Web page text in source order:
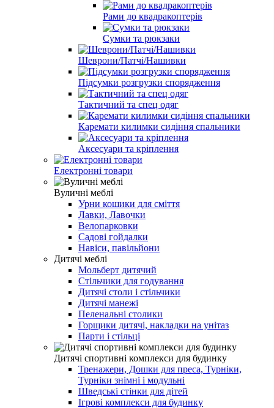
Рами до квадракоптерів
Сумки та рюкзаки
Шеврони/Патчі/Нашивки
Підсумки розгрузки спорядження
Тактичний та спец одяг
Каремати килимки сидіння спальники
Аксесуари та кріплення
Електронні товари
Вуличні меблі
Урни кошики для сміття
Лавки, Лавочки
Велопарковки
Садові гойдалки
Навіси, павільйони
Дитячі меблі
Мольберт дитячий
Стільчики для годування
Дитячі столи і стільчики
Дитячі манежі
Пеленальні столики
Горщики дитячі, накладки на унітаз
Парти і стільці
Дитячі спортивні комплекси для будинку
Тренажери, Дошки для преса, Турніки,
Турніки знімні і модульні
Шведські стінки для дітей
Ігрові комплекси для будинку